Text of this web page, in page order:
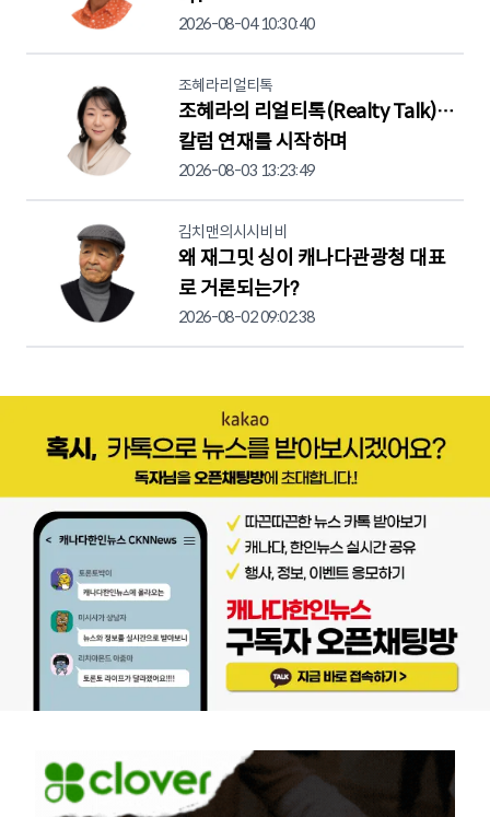
2026-08-04 10:30:40
조혜라리얼티톡
조혜라의 리얼티톡(Realty Talk)…
칼럼 연재를 시작하며
2026-08-03 13:23:49
김치맨의시시비비
왜 재그밋 싱이 캐나다관광청 대표
로 거론되는가?
2026-08-02 09:02:38